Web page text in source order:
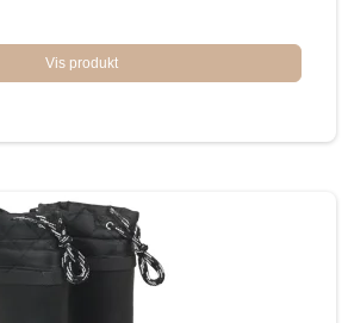
Vis produkt